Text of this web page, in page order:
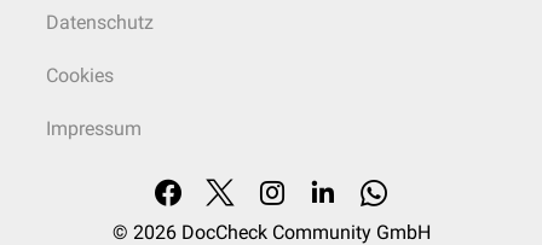
Datenschutz
Cookies
Impressum
© 2026 DocCheck Community GmbH